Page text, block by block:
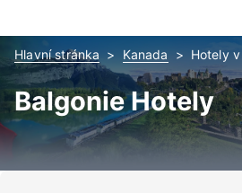
Hlavní stránka Kanada Hotely
Balgonie Hotely